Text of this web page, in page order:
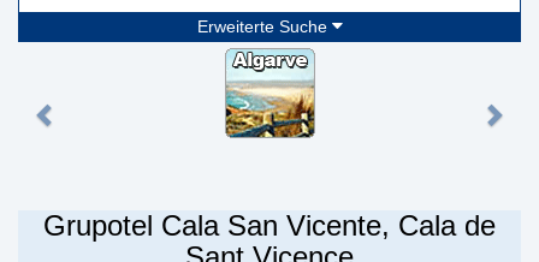
Erweiterte Suche
Grupotel Cala San Vicente, Cala de